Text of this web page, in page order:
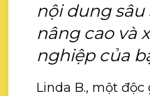
nội dung sâu
nâng cao và
nghiệp của
Linda B., một độc